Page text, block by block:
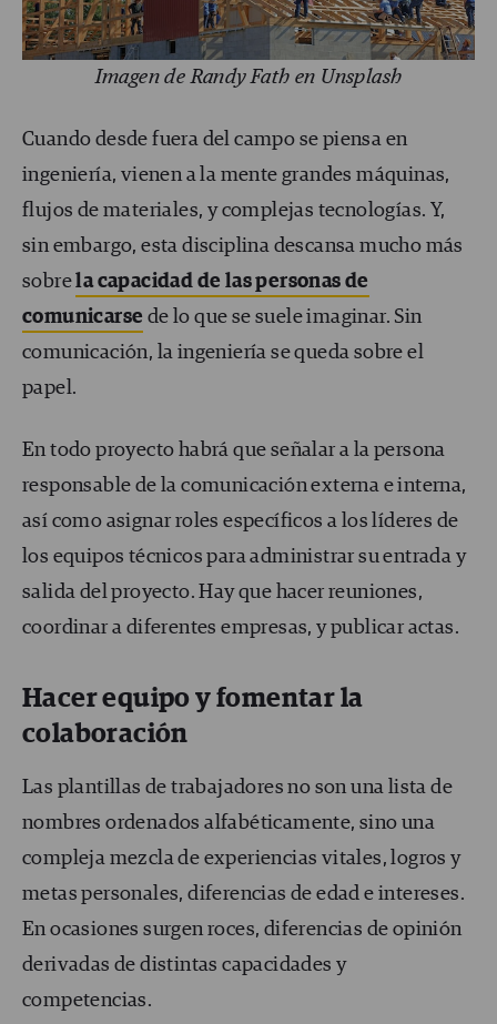
Imagen de Randy Fath en Unsplash
Cuando desde fuera del campo se piensa en
ingeniería, vienen a la mente grandes máquinas,
flujos de materiales, y complejas tecnologías. Y,
sin embargo, esta disciplina descansa mucho más
sobrela capacidad de las personas de
comunicarse de lo que se suele imaginar. Sin
comunicación, la ingeniería se queda sobre el
papel.
En todo proyecto habrá que señalar a la persona
responsable de la comunicación externa e interna,
así como asignar roles específicos a los líderes de
los equipos técnicos para administrar su entrada y
salida del proyecto. Hay que hacer reuniones,
coordinar a diferentes empresas, y publicar actas.
Hacer equipo y fomentar la
colaboración
Las plantillas de trabajadores no son una lista de
nombres ordenados alfabéticamente, sino una
compleja mezcla de experiencias vitales, logros y
metas personales, diferencias de edad e intereses.
En ocasiones surgen roces, diferencias de opinión
derivadas de distintas capacidades y
competencias.